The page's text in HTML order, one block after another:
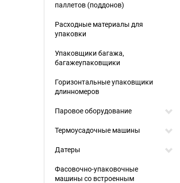
паллетов (поддонов)
Расходные материалы для
упаковки
Упаковщики багажа,
багажеупаковщики
Горизонтальные упаковщики
длинномеров
Паровое оборудование
Термоусадочные машины
Датеры
Фасовочно-упаковочные
машины со встроенным